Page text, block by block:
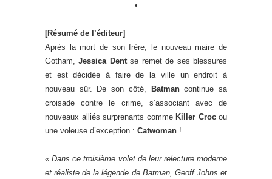
•
[Résumé de l’éditeur]
Après la mort de son frère, le nouveau maire de
Gotham,Jessica Dentse remet de ses blessures
et est décidée à faire de la ville un endroit à
nouveau sûr. De son côté,
Batmancontinue sa
croisade contre le crime, s’associant avec de
nouveaux alliés surprenants comme Killer Crocou
une voleuse d’exception : Catwoman !
«Dans ce troisième volet de leur relecture moderne
et réaliste de la légende de Batman, Geoff Johns et